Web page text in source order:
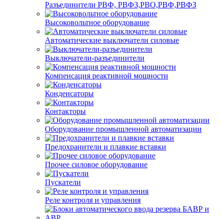
Разъединители РВФ, РВФЗ,РВО,РВФ,РВФЗ
Высоковольтное оборудование
Автоматические выключатели cиловые
Выключатели-разъединители
Компенсация реактивной мощности
Конденсаторы
Контакторы
Оборудование промышленной автоматизации
Предохранители и плавкие вставки
Прочее силовое оборудование
Пускатели
Реле контроля и управления